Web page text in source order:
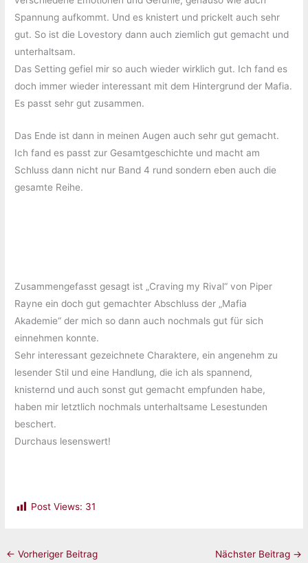
Spannung aufkommt. Und es knistert und prickelt auch sehr
gut. So ist die Lovestory dann auch ziemlich gut gemacht und
unterhaltsam.
Das Setting gefiel mir so auch wieder wirklich gut. Ich fand es
doch immer wieder interessant mit dem Hintergrund der Mafia.
Es passt sehr gut zusammen.
Das Ende ist dann in meinen Augen auch sehr gut gemacht.
Ich fand es passt zur Gesamtgeschichte und macht am
Schluss dann nicht nur Band 4 rund sondern eben auch die
gesamte Reihe.
Zusammengefasst gesagt ist „Craving my Rival“ von Piper
Rayne ein doch gut gemachter Abschluss der „Mafia
Akademie“ der mich so dann auch nochmals gut für sich
einnehmen konnte.
Sehr interessant gezeichnete Charaktere, ein angenehm zu
lesender Stil und eine Handlung, die ich als spannend,
knisternd und auch sonst gut gemacht empfunden habe,
haben mir letztlich nochmals unterhaltsame Lesestunden
beschert.
Durchaus lesenswert!
Post Views: 31
← Vorheriger Beitrag Nächster Beitrag →